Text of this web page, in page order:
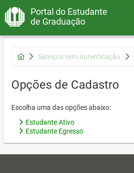
Portal do Estudante
de Graduação
Serviços sem Autenticação
Opções de Cadastro
Escolha uma das opções abaixo:
Estudante Ativo
Estudante Egresso